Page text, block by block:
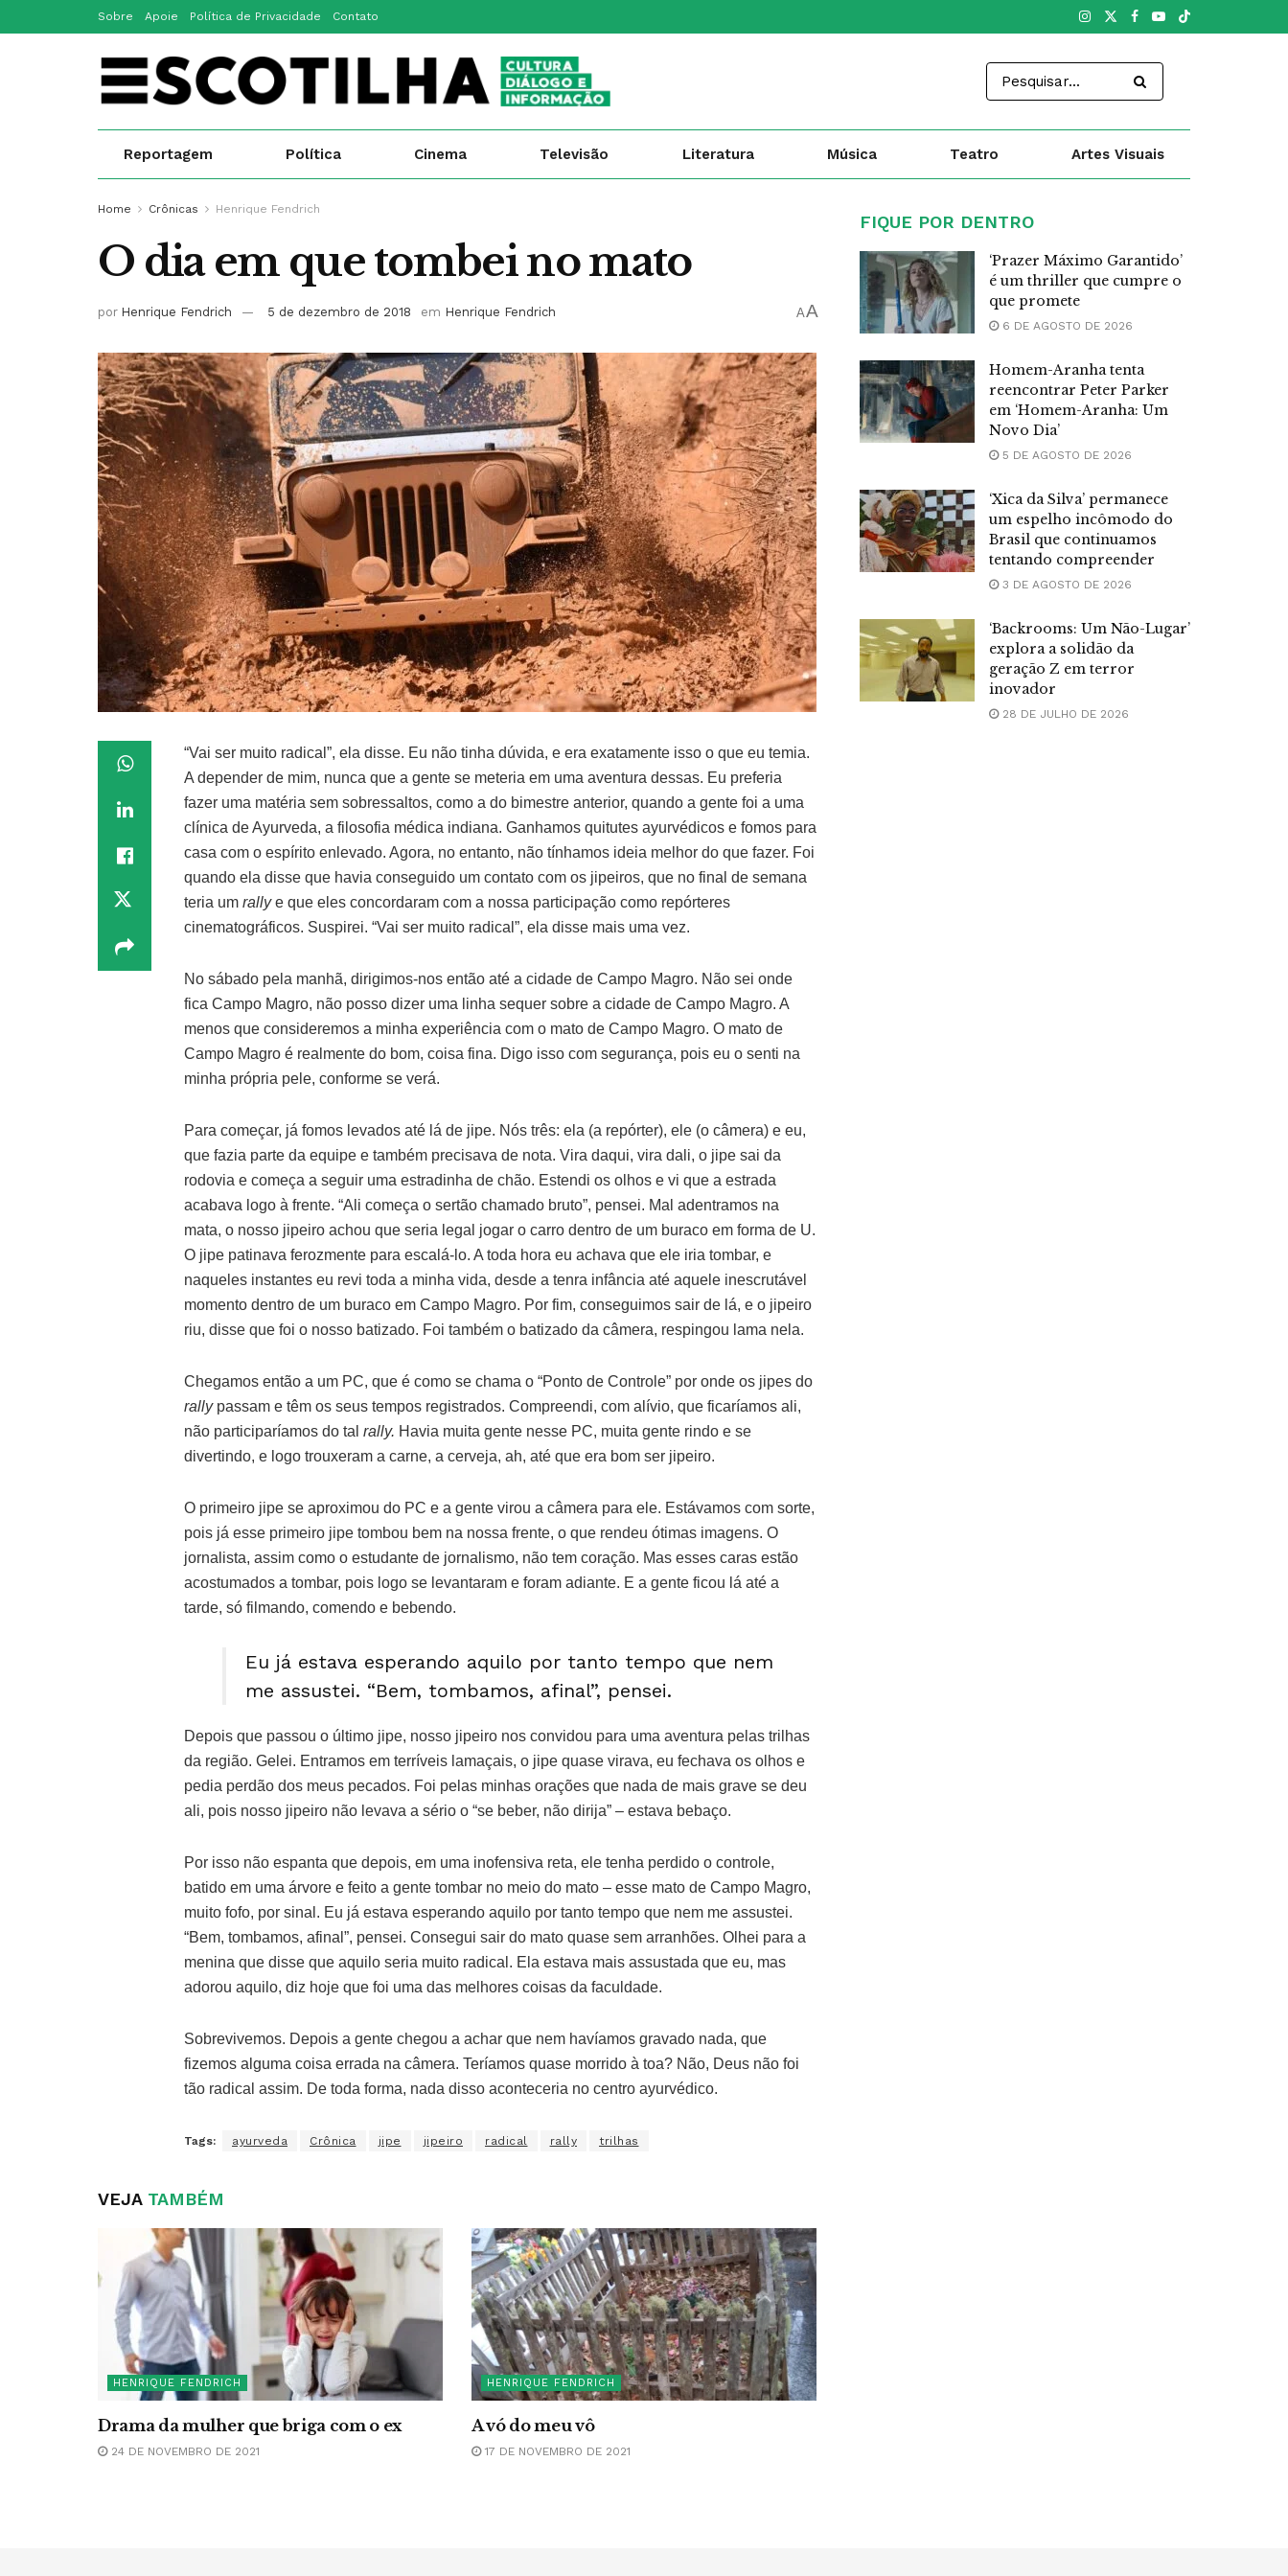
Sobre Apoie Política de Privacidade Contato
Reportagem Política Cinema Televisão Literatura Música Teatro Artes Visuais
Home Crônicas Henrique Fendrich
O dia em que tombei no mato
por Henrique Fendrich 5 de dezembro de 2018 em Henrique Fendrich AA
“Vai ser muito radical”, ela disse. Eu não tinha dúvida, e era exatamente isso o que eu temia.
A depender de mim, nunca que a gente se meteria em uma aventura dessas. Eu preferia
fazer uma matéria sem sobressaltos, como a do bimestre anterior, quando a gente foi a uma
clínica de Ayurveda, a filosofia médica indiana. Ganhamos quitutes ayurvédicos e fomos para
casa com o espírito enlevado. Agora, no entanto, não tínhamos ideia melhor do que fazer. Foi
quando ela disse que havia conseguido um contato com os jipeiros, que no final de semana
teria um rallye que eles concordaram com a nossa participação como repórteres
cinematográficos. Suspirei. “Vai ser muito radical”, ela disse mais uma vez.
No sábado pela manhã, dirigimos-nos então até a cidade de Campo Magro. Não sei onde
fica Campo Magro, não posso dizer uma linha sequer sobre a cidade de Campo Magro. A
menos que consideremos a minha experiência com o mato de Campo Magro. O mato de
Campo Magro é realmente do bom, coisa fina. Digo isso com segurança, pois eu o senti na
minha própria pele, conforme se verá.
Para começar, já fomos levados até lá de jipe. Nós três: ela (a repórter), ele (o câmera) e eu,
que fazia parte da equipe e também precisava de nota. Vira daqui, vira dali, o jipe sai da
rodovia e começa a seguir uma estradinha de chão. Estendi os olhos e vi que a estrada
acabava logo à frente. “Ali começa o sertão chamado bruto”, pensei. Mal adentramos na
mata, o nosso jipeiro achou que seria legal jogar o carro dentro de um buraco em forma de U.
O jipe patinava ferozmente para escalá-lo. A toda hora eu achava que ele iria tombar, e
naqueles instantes eu revi toda a minha vida, desde a tenra infância até aquele inescrutável
momento dentro de um buraco em Campo Magro. Por fim, conseguimos sair de lá, e o jipeiro
riu, disse que foi o nosso batizado. Foi também o batizado da câmera, respingou lama nela.
Chegamos então a um PC, que é como se chama o “Ponto de Controle” por onde os jipes do
rallypassam e têm os seus tempos registrados. Compreendi, com alívio, que ficaríamos ali,
não participaríamos do tal rally. Havia muita gente nesse PC, muita gente rindo e se
divertindo, e logo trouxeram a carne, a cerveja, ah, até que era bom ser jipeiro.
O primeiro jipe se aproximou do PC e a gente virou a câmera para ele. Estávamos com sorte,
pois já esse primeiro jipe tombou bem na nossa frente, o que rendeu ótimas imagens. O
jornalista, assim como o estudante de jornalismo, não tem coração. Mas esses caras estão
acostumados a tombar, pois logo se levantaram e foram adiante. E a gente ficou lá até a
tarde, só filmando, comendo e bebendo.
Eu já estava esperando aquilo por tanto tempo que nem
me assustei. “Bem, tombamos, afinal”, pensei.
Depois que passou o último jipe, nosso jipeiro nos convidou para uma aventura pelas trilhas
da região. Gelei. Entramos em terríveis lamaçais, o jipe quase virava, eu fechava os olhos e
pedia perdão dos meus pecados. Foi pelas minhas orações que nada de mais grave se deu
ali, pois nosso jipeiro não levava a sério o “se beber, não dirija” – estava bebaço.
Por isso não espanta que depois, em uma inofensiva reta, ele tenha perdido o controle,
batido em uma árvore e feito a gente tombar no meio do mato – esse mato de Campo Magro,
muito fofo, por sinal. Eu já estava esperando aquilo por tanto tempo que nem me assustei.
“Bem, tombamos, afinal”, pensei. Consegui sair do mato quase sem arranhões. Olhei para a
menina que disse que aquilo seria muito radical. Ela estava mais assustada que eu, mas
adorou aquilo, diz hoje que foi uma das melhores coisas da faculdade.
Sobrevivemos. Depois a gente chegou a achar que nem havíamos gravado nada, que
fizemos alguma coisa errada na câmera. Teríamos quase morrido à toa? Não, Deus não foi
tão radical assim. De toda forma, nada disso aconteceria no centro ayurvédico.
Tags: ayurveda Crônica jipe jipeiro radical rally trilhas
VEJATAMBÉM
HENRIQUE FENDRICH
Drama da mulher que briga com o ex
24 DE NOVEMBRO DE 2021
HENRIQUE FENDRICH
A vó do meu vô
17 DE NOVEMBRO DE 2021
FIQUE POR DENTRO
‘Prazer Máximo Garantido’
é um thriller que cumpre o
que promete
6 DE AGOSTO DE 2026
Homem-Aranha tenta
reencontrar Peter Parker
em ‘Homem-Aranha: Um
Novo Dia’
5 DE AGOSTO DE 2026
‘Xica da Silva’ permanece
um espelho incômodo do
Brasil que continuamos
tentando compreender
3 DE AGOSTO DE 2026
‘Backrooms: Um Não-Lugar’
explora a solidão da
geração Z em terror
inovador
28 DE JULHO DE 2026